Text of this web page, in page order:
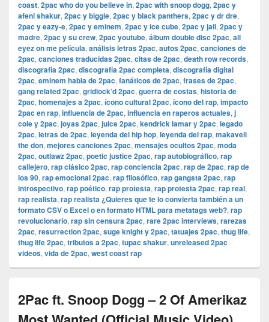
coast, 2pac who do you believe in, 2pac with snoop dogg, 2pac y
afeni shakur, 2pac y biggie, 2pac y black panthers, 2pac y dr dre,
2pac y eazy-e, 2pac y eminem, 2pac y ice cube, 2pac y jail, 2pac y
madre, 2pac y su crew, 2pac youtube, álbum double disc 2pac, all
eyez on me película, análisis letras 2pac, autos 2pac, canciones de
2pac, canciones traducidas 2pac, citas de 2pac, death row records,
discografía 2pac, discografía 2pac completa, discografía digital
2pac, eminem habla de 2pac, fanáticos de 2pac, frases de 2pac,
gang related 2pac, gridlock’d 2pac, guerra de costas, historia de
2pac, homenajes a 2pac, ícono cultural 2pac, ícono del rap, impacto
2pac en rap, influencia de 2pac, influencia en raperos actuales, j
cole y 2pac, joyas 2pac, juice 2pac, kendrick lamar y 2pac, legado
2pac, letras de 2pac, leyenda del hip hop, leyenda del rap, makaveli
the don, mejores canciones 2pac, mensajes ocultos 2pac, moda
2pac, outlawz 2pac, poetic justice 2pac, rap autobiográfico, rap
callejero, rap clásico 2pac, rap conciencia 2pac, rap de 2pac, rap de
los 90, rap emocional 2pac, rap filosófico, rap gangsta 2pac, rap
introspectivo, rap poético, rap protesta, rap protesta 2pac, rap real,
rap realista, rap realista ¿Quieres que te lo convierta también a un
formato CSV o Excel o en formato HTML para metatags web?, rap
revolucionario, rap sin censura 2pac, rare 2pac interviews, rarezas
2pac, resurrection 2pac, suge knight y 2pac, tatuajes 2pac, thug life,
thug life 2pac, tributos a 2pac, tupac shakur, unreleased 2pac
videos, vida de 2pac, west coast rap
2Pac ft. Snoop Dogg – 2 Of Amerikaz